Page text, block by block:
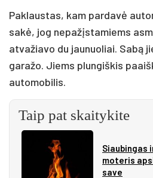
Paklaustas, kam pardavė
sakė, jog nepažįstamiems
atvažiavo du jaunuoliai. Sabą
garažo. Jiems plungiškis
automobilis.
Taip pat skaitykite
Siau­bin­gas
mo­te­ris
sa­ve